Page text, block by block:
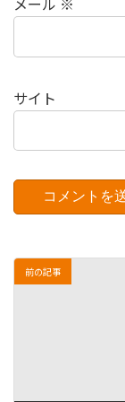
サイト
前の記事